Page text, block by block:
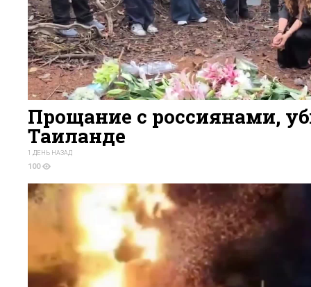
Прощание с россиянами,
Таиланде
1 ДЕНЬ НАЗАД
100